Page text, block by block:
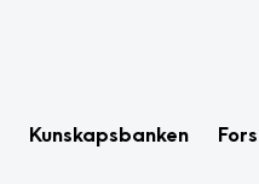
Kunskapsbanken